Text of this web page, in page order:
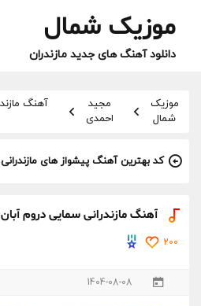
موزیک شمال
دانلود آهنگ های جدید مازندران
موزیک
شمال
مجید
احمدی
کد بهترین آهنگ پیشواز های مازندرانی
آهنگ مازندرانی سمایی دروم آبان 1404 از مجید احمدی
200
1404-08-08